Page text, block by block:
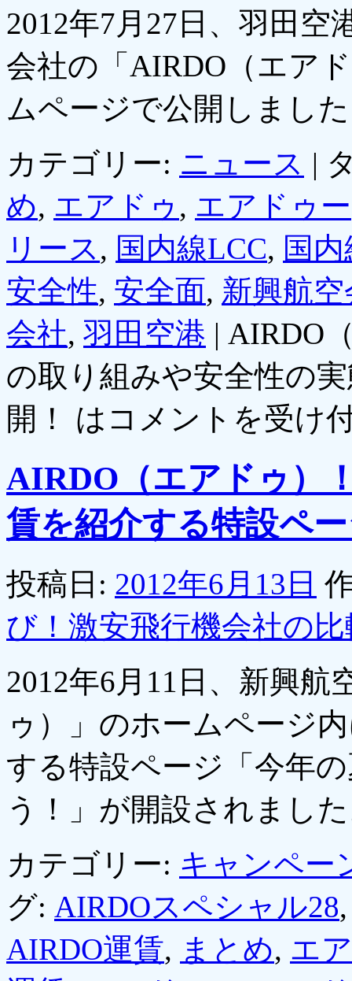
2012年7月27日、羽田
会社の「AIRDO（エア
ムページで公開しまし
カテゴリー: ニュース |
め, エアドゥ , エアドゥー
リース, 国内線LCC, 国
安全性, 安全面, 新興航
会社, 羽田空港 | AIRDO
の取り組みや安全性の
開！ は コメントを受け
AIRDO（エアドゥ）
賃を紹介する特設ペ
投稿日: 2012年6月13日
び！激安飛行機会社の
2012年6月11日、新興航
ゥ）」のホームページ
する特設ページ「今年
う！」が開設されまし
カテゴリー: キャンペー
グ: AIRDOスペシャル28
AIRDO運賃, まとめ, エ